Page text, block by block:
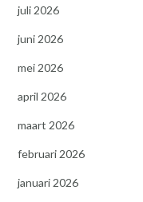
juli 2026
juni 2026
mei 2026
april 2026
maart 2026
februari 2026
januari 2026